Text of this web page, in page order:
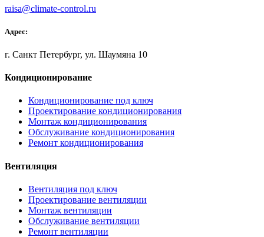
raisa@climate-control.ru
Адрес:
г. Санкт Петербург, ул. Шаумяна 10
Кондиционирование
Кондиционирование под ключ
Проектирование кондиционирования
Монтаж кондиционирования
Обслуживание кондиционирования
Ремонт кондиционирования
Вентиляция
Вентиляция под ключ
Проектирование вентиляции
Монтаж вентиляции
Обслуживание вентиляции
Ремонт вентиляции